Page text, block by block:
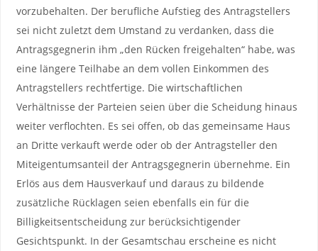
vorzubehalten. Der berufliche Aufstieg des Antragstellers
sei nicht zuletzt dem Umstand zu verdanken, dass die
Antragsgegnerin ihm „den Rücken freigehalten“ habe, was
eine längere Teilhabe an dem vollen Einkommen des
Antragstellers rechtfertige. Die wirtschaftlichen
Verhältnisse der Parteien seien über die Scheidung hinaus
weiter verflochten. Es sei offen, ob das gemeinsame Haus
an Dritte verkauft werde oder ob der Antragsteller den
Miteigentumsanteil der Antragsgegnerin übernehme. Ein
Erlös aus dem Hausverkauf und daraus zu bildende
zusätzliche Rücklagen seien ebenfalls ein für die
Billigkeitsentscheidung zur berücksichtigender
Gesichtspunkt. In der Gesamtschau erscheine es nicht